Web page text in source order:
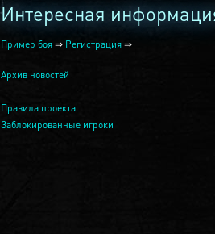
Интересная
Пример боя ⇒ Регистрация ⇒
Архив новостей
Правила проекта
Заблокированные игроки